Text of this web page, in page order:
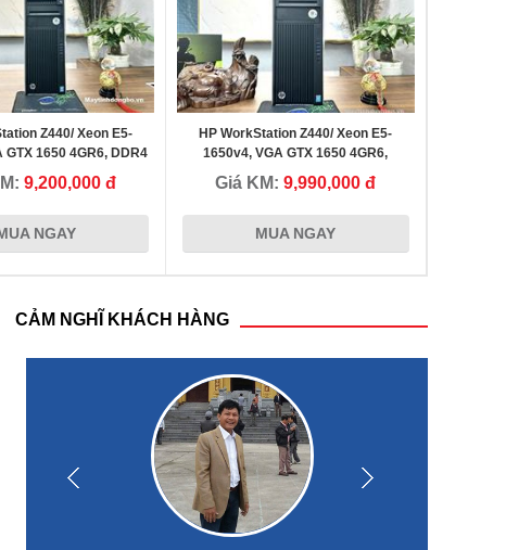
Z440/ Xeon E5-
GTX 1650 4GR6, DDR4
ổ NVMe 256Gb
9,200,000 đ
NGAY
HP WorkStation Z440/ Xeon E5-
1650v4, VGA GTX 1650 4GR6,
Dram4 16G, ổ NVME 256G+HDD 1Tb
Giá KM:9,990,000 đ
MUA NGAY
CẢM NGHĨ KHÁCH HÀNG